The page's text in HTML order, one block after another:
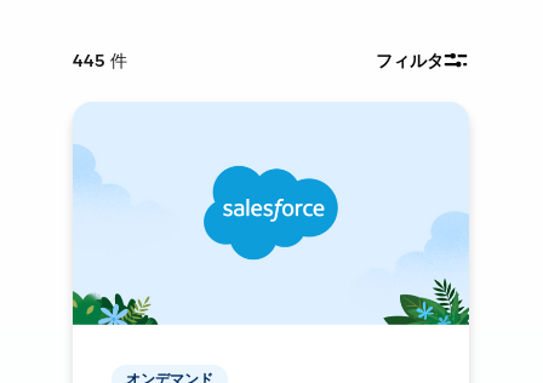
445 件 フィルタ
オンデマンド